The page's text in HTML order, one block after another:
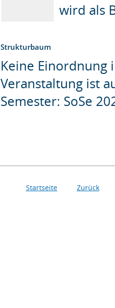
wird als
Strukturbaum
Keine Einordnung
Veranstaltung ist
Semester: SoSe
Startseite Zurück